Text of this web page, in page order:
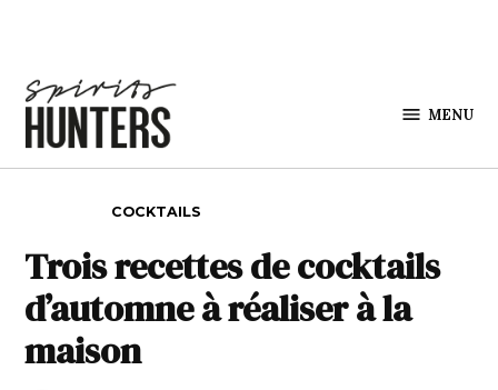
MENU
COCKTAILS
Trois recettes de cocktails
d’automne à réaliser à la
maison